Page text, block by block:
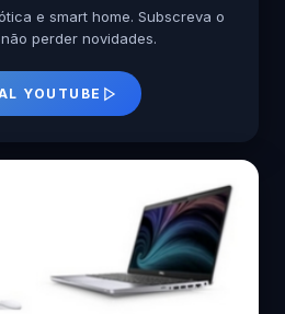
e smart home. Subscreva o
perder novidades.
YOUTUBE